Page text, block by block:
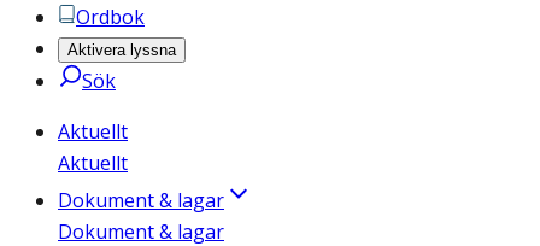
Ordbok
Aktivera lyssna
Sök
Aktuellt
Aktuellt
Dokument & lagar
Dokument & lagar